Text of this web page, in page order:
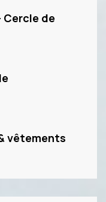
Cercle de
vêtements